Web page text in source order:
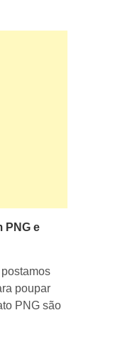
PNG e
poupar
PNG são